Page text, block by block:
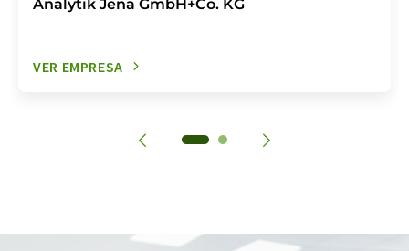
Analytik Jena GmbH+Co. KG
VER EMPRESA